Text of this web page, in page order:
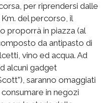
per riprendersi dalle
del percorso, il
proporrà in piazza (al
da antipasto di
vino ed acqua. Ad
alcuni gadget
saranno omaggiati
in negozi